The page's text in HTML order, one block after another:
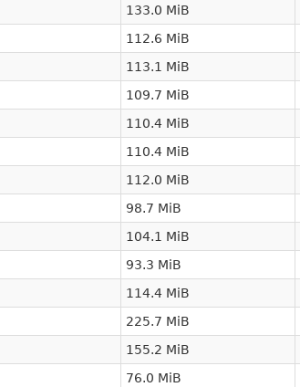
133.0 MiB
112.6 MiB
113.1 MiB
109.7 MiB
110.4 MiB
110.4 MiB
112.0 MiB
98.7 MiB
104.1 MiB
93.3 MiB
114.4 MiB
225.7 MiB
155.2 MiB
76.0 MiB